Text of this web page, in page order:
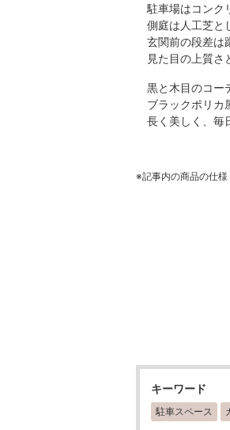
駐車場はコンク
側庭は人工芝と
玄関前の段差は
見た目の上質さ
黒と木目のコー
ブラックポリカ
長く美しく、毎
※記事内の商品の仕様
キーワード
駐車スペース